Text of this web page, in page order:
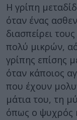
Η γρίπη
όταν ένας
διασπείρει
πολύ μικρών,
γρίπης επίσης
όταν κάποιος
που έχουν
μάτια του, τη
όπως ο ψυχρός